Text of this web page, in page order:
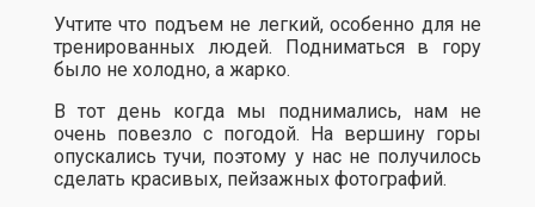
Учтите что подъем не легкий, особенно для не
тренированных людей. Подниматься в гору
было не холодно, а жарко.
В тот день когда мы поднимались, нам не
очень повезло с погодой. На вершину горы
опускались тучи, поэтому у нас не получилось
сделать красивых, пейзажных фотографий.